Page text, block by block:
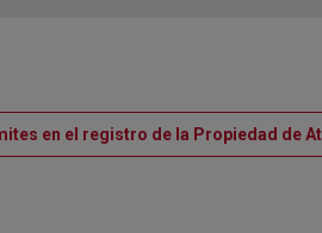
en el registro de la Propiedad de